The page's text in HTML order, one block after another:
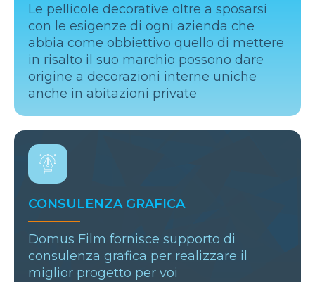
Le pellicole decorative oltre a sposarsi
con le esigenze di ogni azienda che
abbia come obbiettivo quello di mettere
in risalto il suo marchio possono dare
origine a decorazioni interne uniche
anche in abitazioni private
CONSULENZA GRAFICA
Domus Film fornisce supporto di
consulenza grafica per realizzare il
miglior progetto per voi